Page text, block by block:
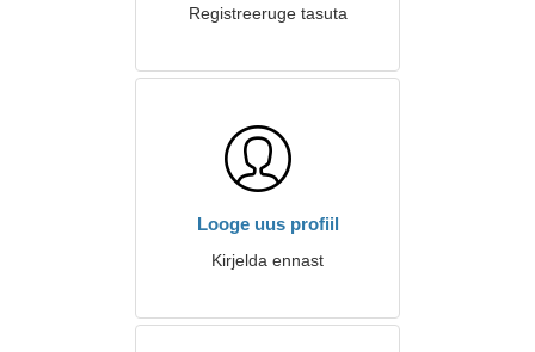
Registreeruge tasuta
Looge uus profiil
Kirjelda ennast